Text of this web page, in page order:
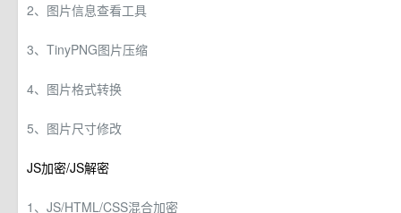
2、图片信息查看工具
3、TinyPNG图片压缩
4、图片格式转换
5、图片尺寸修改
JS加密/JS解密
1、JS/HTML/CSS混合加密